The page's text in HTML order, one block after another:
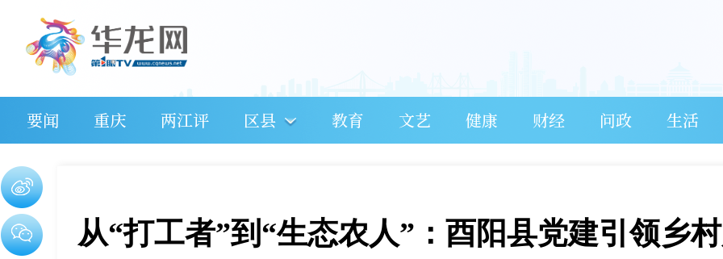
要闻 重庆 两江评 区县 教育 文艺 健康 财经 问政 生活
从“打工者”到“生态农人”：酉阳县党建引领乡